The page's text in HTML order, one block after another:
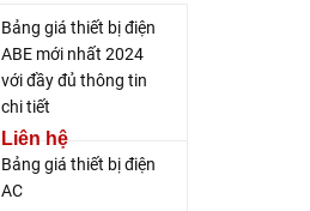
Bảng giá thiết bị điện
ABE mới nhất 2024
với đầy đủ thông tin
chi tiết
Liên hệ
Bảng giá thiết bị điện
AC